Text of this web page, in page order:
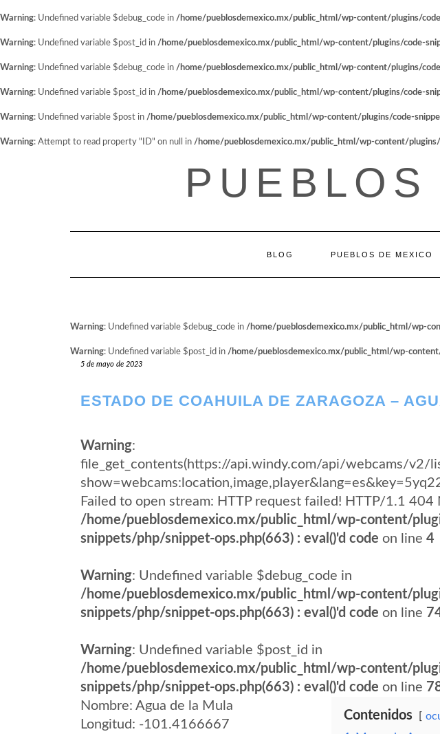
Warning: Undefined variable $debug_code in /home/pueblosdemexico.mx/public_html/wp-content/plugins/
Warning: Undefined variable $post_id in /home/pueblosdemexico.mx/public_html/wp-content/plugins/code-
Warning: Undefined variable $debug_code in /home/pueblosdemexico.mx/public_html/wp-content/plugins/
Warning: Undefined variable $post_id in /home/pueblosdemexico.mx/public_html/wp-content/plugins/code-
Warning: Undefined variable $post in /home/pueblosdemexico.mx/public_html/wp-content/plugins/code-
Warning: Attempt to read property "ID" on null in /home/pueblosdemexico.mx/public_html/wp-content/
BLOG PUEBLOS DE MEXICO
Warning: Undefined variable $debug_code in /home/pueblosdemexico.mx/public_html/wp-
Warning: Undefined variable $post_id in /home/pueblosdemexico.mx/public_html/wp-
5 de mayo de 2023
ESTADO DE COAHUILA DE ZARAGOZA –
Warning:
file_get_contents(https://api.windy.com/api/webcams/
Failed to open stream: HTTP request failed! HTTP/1.1 404
/home/pueblosdemexico.mx/public_html/wp-content/
snippets/php/snippet-ops.php(663) : eval()'d code on line 4
Warning: Undefined variable $debug_code in
/home/pueblosdemexico.mx/public_html/wp-content/
snippets/php/snippet-ops.php(663) : eval()'d code on line
Warning: Undefined variable $post_id in
/home/pueblosdemexico.mx/public_html/wp-content/
snippets/php/snippet-ops.php(663) : eval()'d code on line
Nombre: Agua de la Mula
Longitud: -101.4166667
Contenidos